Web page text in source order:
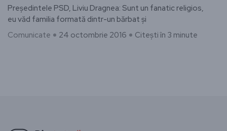
Preşedintele PSD, Liviu Dragnea: Sunt un fanatic religios,
eu văd familia formată dintr-un bărbat şi
Comunicate
24 octombrie 2016 Citești în 3 minute